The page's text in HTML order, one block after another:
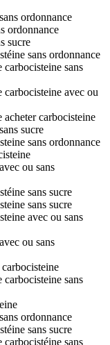
ordonnance
ordonnance
sucre
sans ordonnance
carbocisteine sans
carbocisteine avec ou
acheter carbocisteine
sucre
sans ordonnance
ou sans
sans sucre
sans sucre
avec ou sans
ou sans
carbocisteine sans
ordonnance
sans sucre
carbocistéine sans